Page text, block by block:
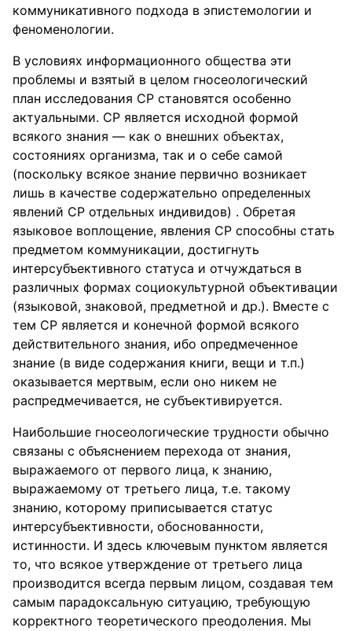
коммуникативного подхода в эпистемологии и
феноменологии.
В условиях информационного общества эти
проблемы и взятый в целом гносеологический
план исследования СР становятся особенно
актуальными. СР является исходной формой
всякого знания — как о внешних объектах,
состояниях организма, так и о себе самой
(поскольку всякое знание первично возникает
лишь в качестве содержательно определенных
явлений СР отдельных индивидов) . Обретая
языковое воплощение, явления СР способны стать
предметом коммуникации, достигнуть
интерсубъективного статуса и отчуждаться в
различных формах социокультурной объективации
(языковой, знаковой, предметной и др.). Вместе с
тем СР является и конечной формой всякого
действительного знания, ибо опредмеченное
знание (в виде содержания книги, вещи и т.п.)
оказывается мертвым, если оно никем не
распредмечивается, не субъективируется.
Наибольшие гносеологические трудности обычно
связаны с объяснением перехода от знания,
выражаемого от первого лица, к знанию,
выражаемому от третьего лица, т.е. такому
знанию, которому приписывается статус
интерсубъективности, обоснованности,
истинности. И здесь ключевым пунктом является
то, что всякое утверждение от третьего лица
производится всегда первым лицом, создавая тем
самым парадоксальную ситуацию, требующую
корректного теоретического преодоления. Мы